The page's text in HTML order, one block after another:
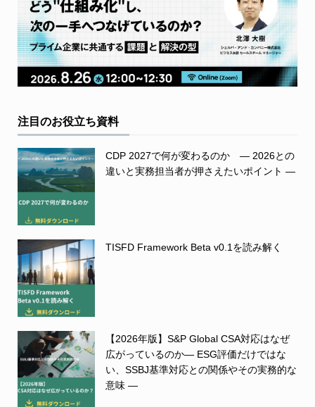
注目のお役立ち資料
CDP 2027で何が変わるのか ― 2026との
違いと実務担当者が押さえたいポイント ―
TISFD Framework Beta v0.1を読み解く
【2026年版】S&P Global CSA対応はなぜ
広がっているのか― ESG評価だけではな
い、SSBJ基準対応との関係やその実務的な
意味 ―